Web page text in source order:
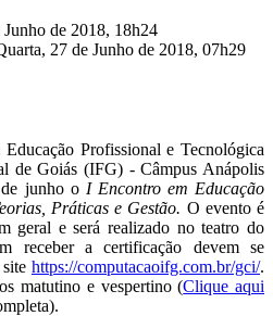
de 2018, 18h24
27 de Junho de 2018, 07h29
Profissional e Tecnológica
de Goiás (IFG) - Câmpus Anápolis
junho o I Encontro em Educação
Práticas e Gestão. O evento é
geral e será realizado no teatro do
receber a certificação devem se
https://computacaoifg.com.br/gci/.
matutino e vespertino (Clique aqui